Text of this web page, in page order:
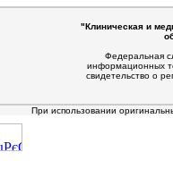
"Клиническая и
Федеральная
информационных
свидетельство о
При использовании